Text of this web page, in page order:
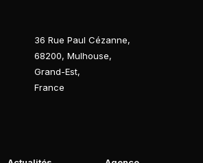
36 Rue Paul Cézanne,
68200,Mulhouse,
Grand-Est,
France